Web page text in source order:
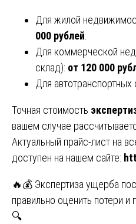
Для жилой
000 рублей
Для коммерческой
склад): от 120 000
Для автотранспортных
Точная стоимость
вашем случае
Актуальный прайс-лист на
доступен на нашем сайте:
Навигация
по
🔥💰 Экспертиза ущерба
правильно оценить потери
🔍